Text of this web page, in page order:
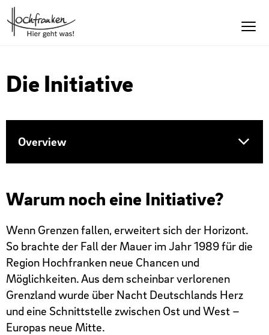
Die Initiative
Overview
Ziele
Aktivitäten
Warum noch eine Initiative?
Wenn Grenzen fallen, erweitert sich der Horizont.
So brachte der Fall der Mauer im Jahr 1989 für die
Region Hochfranken neue Chancen und
Möglichkeiten. Aus dem scheinbar verlorenen
Grenzland wurde über Nacht Deutschlands Herz
und eine Schnittstelle zwischen Ost und West –
Europas neue Mitte.